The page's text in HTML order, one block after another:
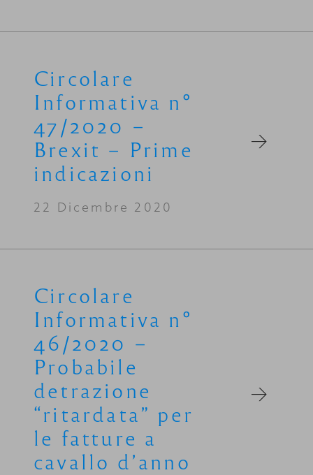
Circolare
Informativa n°
47/2020 –
Brexit – Prime
indicazioni
22 Dicembre 2020
Circolare
Informativa n°
46/2020 –
Probabile
detrazione
“ritardata” per
le fatture a
cavallo d’anno